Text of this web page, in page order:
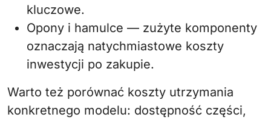
kluczowe.
Opony i hamulce — zużyte komponenty
oznaczają natychmiastowe koszty
inwestycji po zakupie.
Warto też porównać koszty utrzymania
konkretnego modelu: dostępność części,